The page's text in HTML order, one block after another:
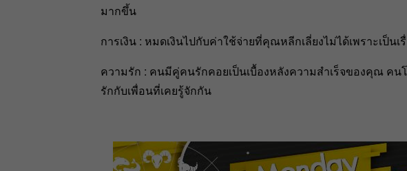
มากขึ้น
การเงิน : หมดเงินไปกับค่าใช้จ่ายที่คุณหลีกเลี่ยงไม่ได้เพราะเป็นเ
ความรัก : คนมีคู่คนรักคอยเป็นเบื้องหลังความสำเร็จของคุณ คน
รักกับเพื่อนที่เคยรู้จักกัน